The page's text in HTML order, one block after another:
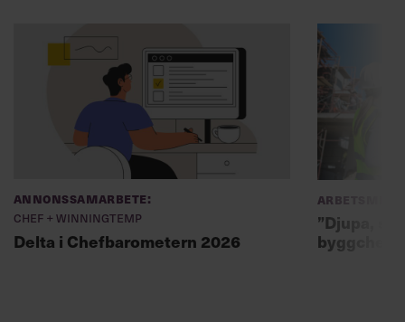
Annonssamarbete:
Chef + Winningtemp
Delta i Chefbarometern 2026
Arbetsmiljö
”Djupa,